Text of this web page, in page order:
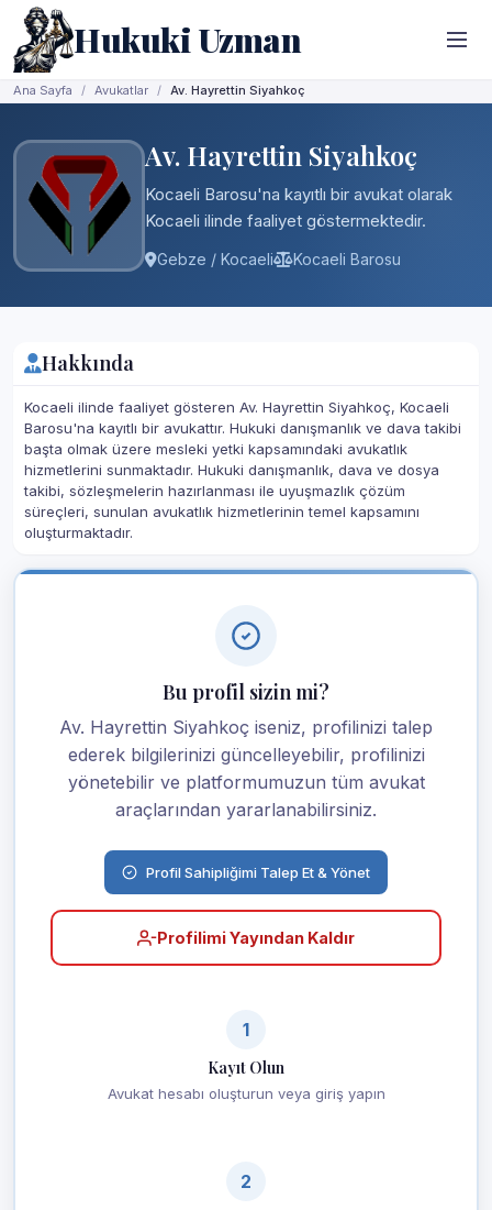
Hukuki Uzman
Ana Sayfa Avukatlar Av. Hayrettin Siyahkoç
Av. Hayrettin Siyahkoç
Kocaeli Barosu'na kayıtlı bir avukat olarak
Kocaeli ilinde faaliyet göstermektedir.
Gebze / Kocaeli Kocaeli Barosu
Hakkında
Kocaeli ilinde faaliyet gösteren Av. Hayrettin Siyahkoç, Kocaeli
Barosu'na kayıtlı bir avukattır. Hukuki danışmanlık ve dava takibi
başta olmak üzere mesleki yetki kapsamındaki avukatlık
hizmetlerini sunmaktadır. Hukuki danışmanlık, dava ve dosya
takibi, sözleşmelerin hazırlanması ile uyuşmazlık çözüm
süreçleri, sunulan avukatlık hizmetlerinin temel kapsamını
oluşturmaktadır.
Bu profil sizin mi?
Av. Hayrettin Siyahkoç iseniz, profilinizi talep
ederek bilgilerinizi güncelleyebilir, profilinizi
yönetebilir ve platformumuzun tüm avukat
araçlarından yararlanabilirsiniz.
Profil Sahipliğimi Talep Et & Yönet
Profilimi Yayından Kaldır
1
Kayıt Olun
Avukat hesabı oluşturun veya giriş yapın
2